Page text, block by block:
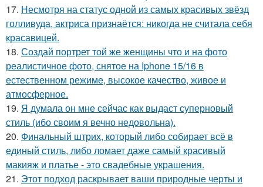
17. Несмотря на статус одной из самых красивых звёзд
голливуда, актриса признаётся: никогда не считала себя
красавицей.
18. Создай портрет той же женщины что и на фото
реалистичное фото, снятое на Iphone 15/16 в
естественном режиме, высокое качество, живое и
атмосферное.
19. Я думала он мне сейчас как выдаст суперновый
стиль (ибо своим я вечно недовольна).
20. Финальный штрих, который либо собирает всё в
единый стиль, либо ломает даже самый красивый
макияж и платье - это свадебные украшения.
21. Этот подход раскрывает ваши природные черты и